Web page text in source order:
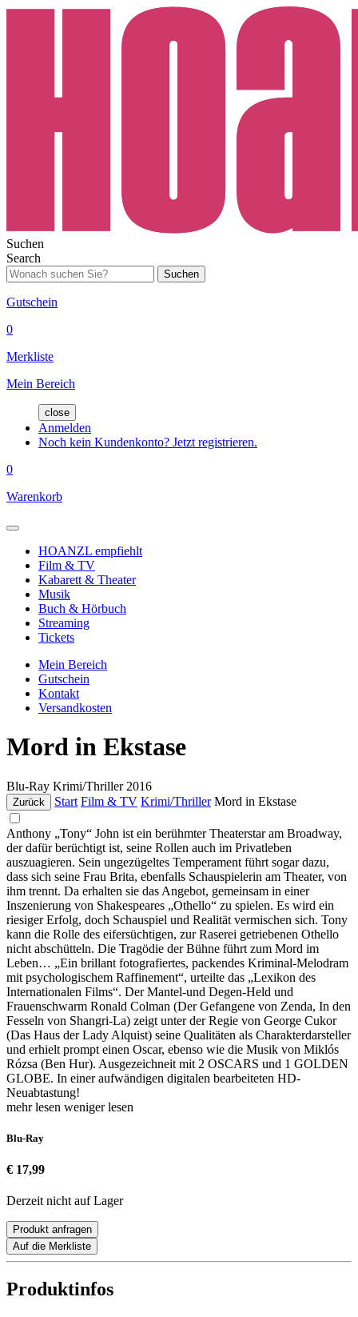
Suchen
Search
Suchen
Gutschein
0
Merkliste
Mein Bereich
close
Anmelden
Noch kein Kundenkonto? Jetzt registrieren.
0
Warenkorb
HOANZL empfiehlt
Film & TV
Kabarett & Theater
Musik
Buch & Hörbuch
Streaming
Tickets
Mein Bereich
Gutschein
Kontakt
Versandkosten
Mord in Ekstase
Blu-Ray Krimi/Thriller 2016
Zurück Start Film & TV Krimi/Thriller Mord in Ekstase
Anthony „Tony“ John ist ein berühmter Theaterstar am Broadway,
der dafür berüchtigt ist, seine Rollen auch im Privatleben
auszuagieren. Sein ungezügeltes Temperament führt sogar dazu,
dass sich seine Frau Brita, ebenfalls Schauspielerin am Theater, von
ihm trennt. Da erhalten sie das Angebot, gemeinsam in einer
Inszenierung von Shakespeares „Othello“ zu spielen. Es wird ein
riesiger Erfolg, doch Schauspiel und Realität vermischen sich. Tony
kann die Rolle des eifersüchtigen, zur Raserei getriebenen Othello
nicht abschütteln. Die Tragödie der Bühne führt zum Mord im
Leben… „Ein brillant fotografiertes, packendes Kriminal-Melodram
mit psychologischem Raffinement“, urteilte das „Lexikon des
Internationalen Films“. Der Mantel-und Degen-Held und
Frauenschwarm Ronald Colman (Der Gefangene von Zenda, In den
Fesseln von Shangri-La) zeigt unter der Regie von George Cukor
(Das Haus der Lady Alquist) seine Qualitäten als Charakterdarsteller
und erhielt prompt einen Oscar, ebenso wie die Musik von Miklós
Rózsa (Ben Hur). Ausgezeichneit mit 2 OSCARS und 1 GOLDEN
GLOBE. In einer aufwändigen digitalen bearbeiteten HD-
Neuabtastung!
mehr lesen weniger lesen
Blu-Ray
€ 17,99
Derzeit nicht auf Lager
Produkt anfragen
Auf die Merkliste
Produktinfos